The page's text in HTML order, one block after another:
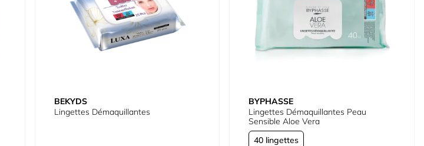
BEKYDS
Lingettes Démaquillantes
BYPHASSE
Lingettes Démaquillantes Peau
Sensible Aloe Vera
40 lingettes